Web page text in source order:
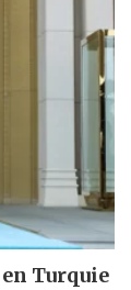
Turquie